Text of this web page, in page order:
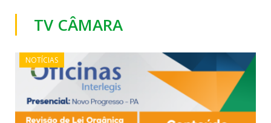
TV CÂMARA
NOTÍCIAS